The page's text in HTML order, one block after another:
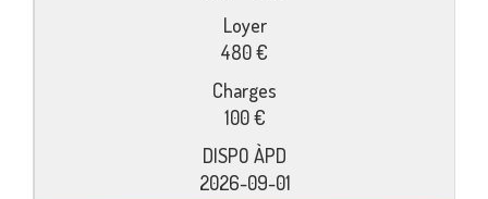
480 €
100 €
2026-09-01